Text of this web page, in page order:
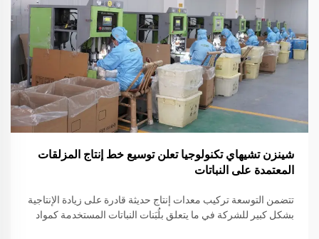
شينزن تشيهاي تكنولوجيا تعلن توسيع خط إنتاج المزلقات
المعتمدة على النباتات
تتضمن التوسعة تركيب معدات إنتاج حديثة قادرة على زيادة الإنتاجية
بشكل كبير للشركة في ما يتعلق بلُبَنات النباتات المستخدمة كمواد